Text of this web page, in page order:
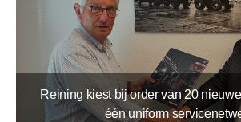
Reining kiest bij order van 20
één uniform